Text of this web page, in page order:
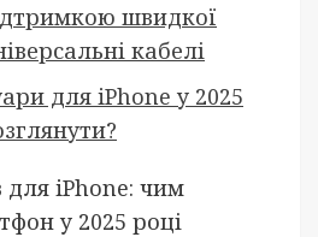
швидкої
кабелі
для iPhone у 2025
для iPhone: чим
у 2025 році